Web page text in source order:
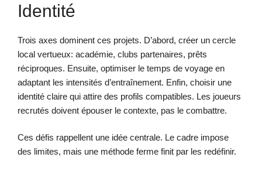
Identité
Trois axes dominent ces projets. D’abord, créer un cercle
local vertueux: académie, clubs partenaires, prêts
réciproques. Ensuite, optimiser le temps de voyage en
adaptant les intensités d’entraînement. Enfin, choisir une
identité claire qui attire des profils compatibles. Les joueurs
recrutés doivent épouser le contexte, pas le combattre.
Ces défis rappellent une idée centrale. Le cadre impose
des limites, mais une méthode ferme finit par les redéfinir.